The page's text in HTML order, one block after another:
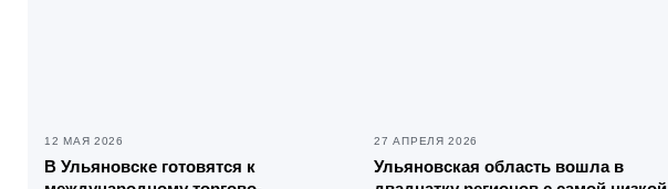
12 МАЯ 2026
В Ульяновске готовятся к
27 АПРЕЛЯ 2026
Ульяновская область вошла в